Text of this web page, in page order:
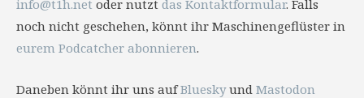
info@t1h.net oder nutzt das Kontaktformular. Falls
noch nicht geschehen, könnt ihr Maschinengeflüster in
eurem Podcatcher abonnieren.
Daneben könnt ihr uns aufBlueskyund Mastodon